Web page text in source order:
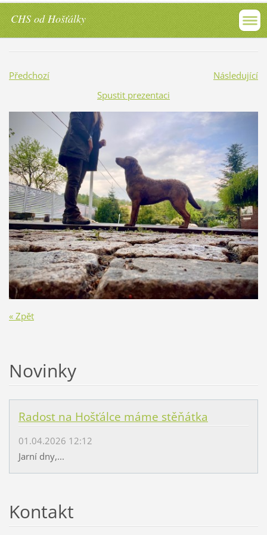
CHS od Hošťálky
Předchozí
Následující
Spustit prezentaci
« Zpět
Novinky
Radost na Hošťálce máme stěňátka
01.04.2026 12:12
Jarní dny,...
Kontakt